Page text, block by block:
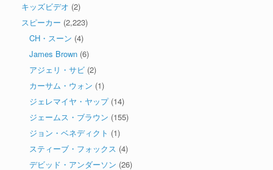
キッズビデオ (2)
スピーカー (2,223)
CH・スーン (4)
James Brown (6)
アジェリ・サビ (2)
カーサム・ウォン (1)
ジェレマイヤ・ヤップ(14)
ジェームス・ブラウン (155)
ジョン・ベネディクト (1)
スティーブ・フォックス (4)
デビッド・アンダーソン (26)